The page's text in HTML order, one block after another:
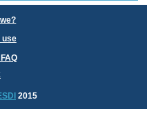
use
2015